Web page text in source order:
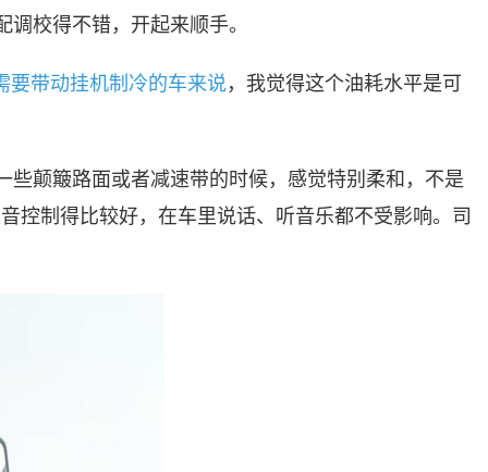
校得不错，开起来顺手。
要带动挂机制冷的车来说，我觉得这个油耗水平是可
颠簸路面或者减速带的时候，感觉特别柔和，不是
控制得比较好，在车里说话、听音乐都不受影响。司